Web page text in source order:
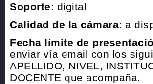
Soporte: digital
Calidad de la cámara: a
Fecha límite de
enviar vía email con los
APELLIDO, NIVEL,
DOCENTE que acompaña.